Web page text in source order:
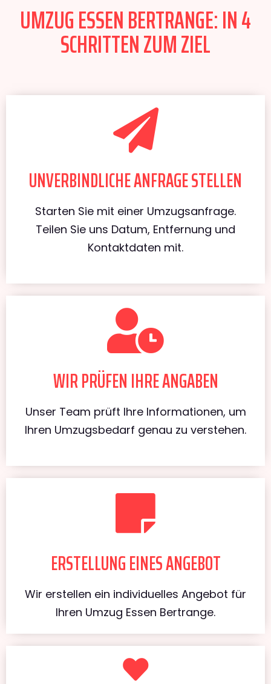
UMZUG ESSEN BERTRANGE: IN 4
SCHRITTEN ZUM ZIEL
UNVERBINDLICHE ANFRAGE STELLEN
Starten Sie mit einer Umzugsanfrage.
Teilen Sie uns Datum, Entfernung und
Kontaktdaten mit.
WIR PRÜFEN IHRE ANGABEN
Unser Team prüft Ihre Informationen, um
Ihren Umzugsbedarf genau zu verstehen.
ERSTELLUNG EINES ANGEBOT
Wir erstellen ein individuelles Angebot für
Ihren Umzug Essen Bertrange.